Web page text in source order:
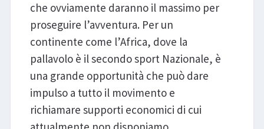
che ovviamente daranno il massimo per
proseguire l’avventura. Per un
continente come l’Africa, dove la
pallavolo è il secondo sport Nazionale, è
una grande opportunità che può dare
impulso a tutto il movimento e
richiamare supporti economici di cui